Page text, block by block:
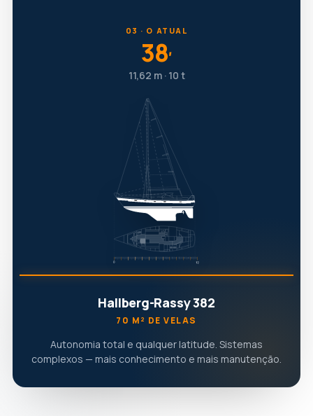
03 · O ATUAL
38′
11,62 m · 10 t
Hallberg-Rassy 382
70 M² DE VELAS
Autonomia total e qualquer latitude. Sistemas
complexos — mais conhecimento e mais manutenção.